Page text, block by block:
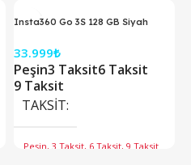
Insta360 Go 3S 128 GB Siyah
33.999₺
Peşin3 Taksit6 Taksit
9 Taksit
TAKSIT
Peşin, 3 Taksit, 6 Taksit, 9 Taksit